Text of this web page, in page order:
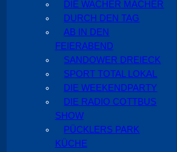
DIE WACHER MACHER
DURCH DEN TAG
AB IN DEN
FEIERABEND
SANDOWER DREIECK
SPORT TOTAL LOKAL
DIE WEEKENDPARTY
DIE RADIO COTTBUS
SHOW
PÜCKLERS PARK
KÜCHE